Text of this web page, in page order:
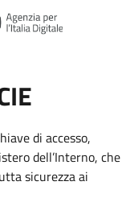
di accesso,
dell’Interno, che
sicurezza ai